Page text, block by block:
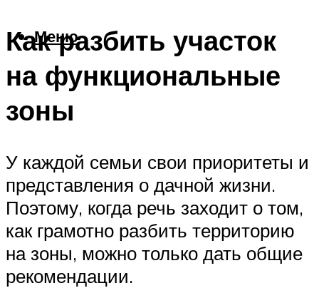
Меню
Как разбить участок
на функциональные
зоны
У каждой семьи свои приоритеты и
представления о дачной жизни.
Поэтому, когда речь заходит о том,
как грамотно разбить территорию
на зоны, можно только дать общие
рекомендации.